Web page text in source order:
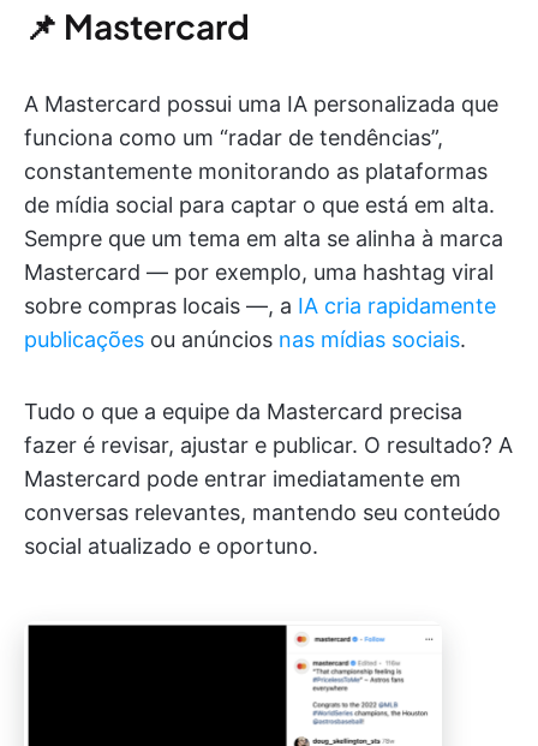
📌 Mastercard
A Mastercard possui uma IA personalizada que
funciona como um “radar de tendências”,
constantemente monitorando as plataformas
de mídia social para captar o que está em alta.
Sempre que um tema em alta se alinha à marca
Mastercard — por exemplo, uma hashtag viral
sobre compras locais —, a IA cria rapidamente
publicações ou anúncios nas mídias sociais.
Tudo o que a equipe da Mastercard precisa
fazer é revisar, ajustar e publicar. O resultado? A
Mastercard pode entrar imediatamente em
conversas relevantes, mantendo seu conteúdo
social atualizado e oportuno.